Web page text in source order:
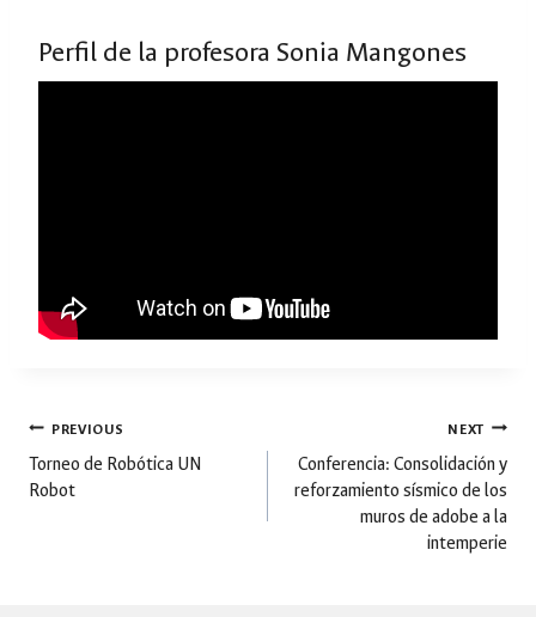
Perfil de la profesora Sonia Mangones
Post
navigation
PREVIOUS
Torneo de Robótica UN
Robot
NEXT
Conferencia: Consolidación y
reforzamiento sísmico de los
muros de adobe a la
intemperie